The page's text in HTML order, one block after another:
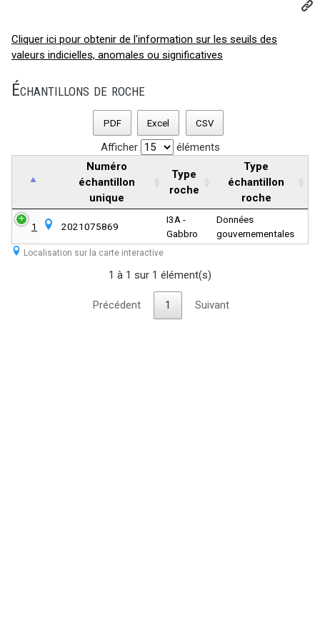
Cliquer ici pour obtenir de l'information sur les seuils des
valeurs indicielles, anomales ou significatives
Échantillons de roche
PDF Excel CSV
Afficher éléments
Localisation sur la carte interactive
Numéro
échantillon
unique
Type
roche
Type
échantillon
roche
1 2021075869
I3A -
Gabbro
Données
gouvernementales
1 à 1 sur 1 élément(s)
Précédent 1 Suivant